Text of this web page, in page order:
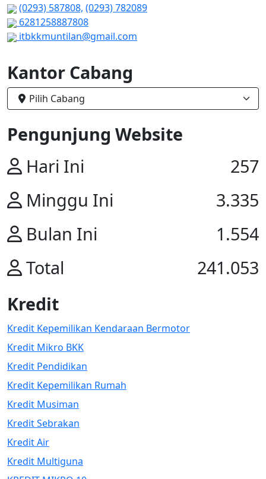
(0293) 587808, (0293) 782089
6281258887808
itbkkmuntilan@gmail.com
Pengunjung Website
Hari Ini
257
Minggu Ini
3.335
Bulan Ini
1.554
Total
241.053
Kantor Cabang
Pilih Cabang
Kredit
Kredit Kepemilikan Kendaraan Bermotor
Kredit Mikro BKK
Kredit Pendidikan
Kredit Kepemilikan Rumah
Kredit Musiman
Kredit Sebrakan
Kredit Air
Kredit Multiguna